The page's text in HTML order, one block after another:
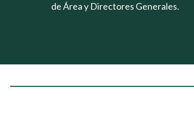
de Área y Directores Generales.